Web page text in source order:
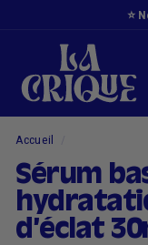
⭐️
a
C
r
i
q
u
e
Accueil
Sérum
d’éclat